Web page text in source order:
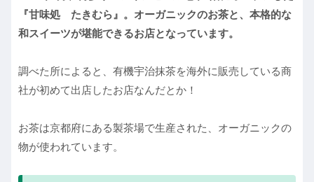
『甘味処 たきむら』。オーガニックのお茶と、本格的な
和スイーツが堪能できるお店となっています。
調べた所によると、有機宇治抹茶を海外に販売している商
社が初めて出店したお店なんだとか！
お茶は京都府にある製茶場で生産された、オーガニックの
物が使われています。